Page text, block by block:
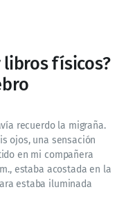
libros físicos?
recuerdo la migraña.
ojos, una sensación
en mi compañera
estaba acostada en la
estaba iluminada